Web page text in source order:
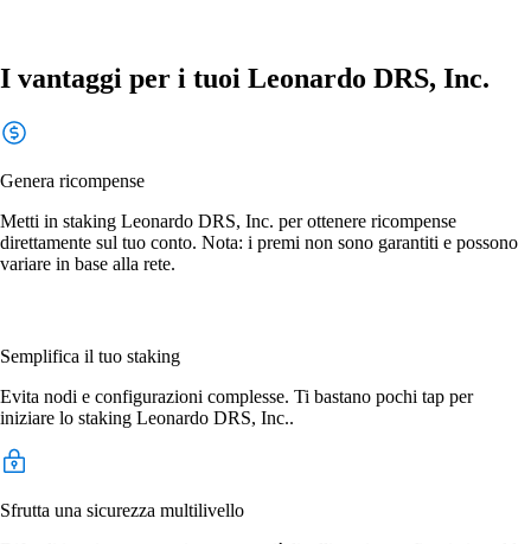
I vantaggi per i tuoi Leonardo DRS, Inc.
Genera ricompense
Metti in staking Leonardo DRS, Inc. per ottenere ricompense
direttamente sul tuo conto. Nota: i premi non sono garantiti e possono
variare in base alla rete.
Semplifica il tuo staking
Evita nodi e configurazioni complesse. Ti bastano pochi tap per
iniziare lo staking Leonardo DRS, Inc..
Sfrutta una sicurezza multilivello